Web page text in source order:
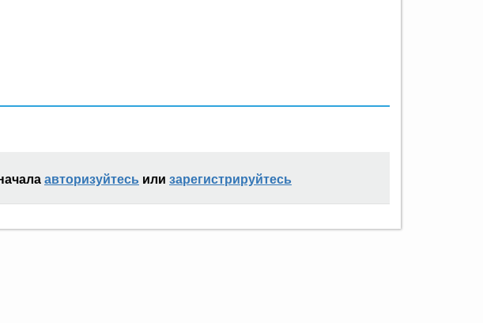
авторизуйтесь или зарегистрируйтесь